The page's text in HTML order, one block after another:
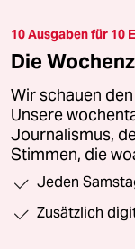
10 Ausgaben für 10
Die
Wir schauen
Unsere
Journalismus,
Stimmen, die
Jeden
Zusätzlich